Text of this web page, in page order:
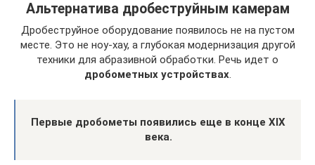
Альтернатива дробеструйным камерам
Дробеструйное оборудование появилось не на пустом
месте. Это не ноу-хау, а глубокая модернизация другой
техники для абразивной обработки. Речь идет о
дробометных устройствах.
Первые дробометы появились еще в конце XIX
века.